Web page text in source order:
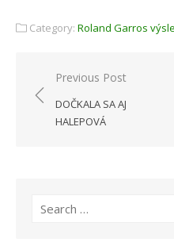
Category: Roland Garros
Navigácia
v
článku
Previous Post
DOČKALA SA AJ
HALEPOVÁ
Search